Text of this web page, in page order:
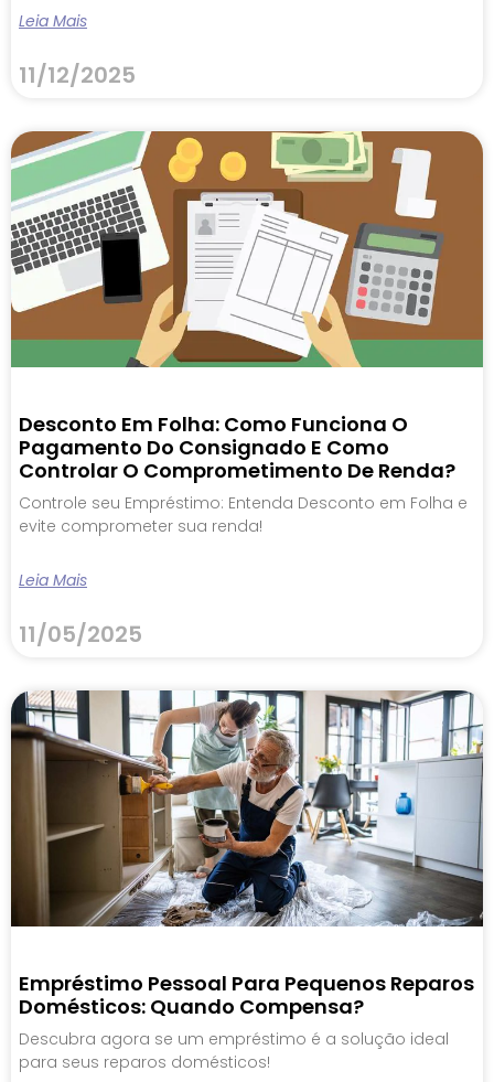
Leia Mais
11/12/2025
Desconto Em Folha: Como Funciona O
Pagamento Do Consignado E Como
Controlar O Comprometimento De Renda?
Controle seu Empréstimo: Entenda Desconto em Folha e
evite comprometer sua renda!
Leia Mais
11/05/2025
Empréstimo Pessoal Para Pequenos Reparos
Domésticos: Quando Compensa?
Descubra agora se um empréstimo é a solução ideal
para seus reparos domésticos!